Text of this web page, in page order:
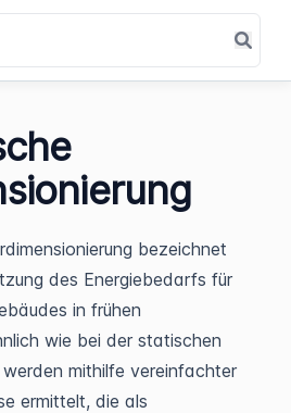
bezeichnet
des Energiebedarfs für
in frühen
wie bei der statischen
werden mithilfe vereinfachter
ermittelt, die als